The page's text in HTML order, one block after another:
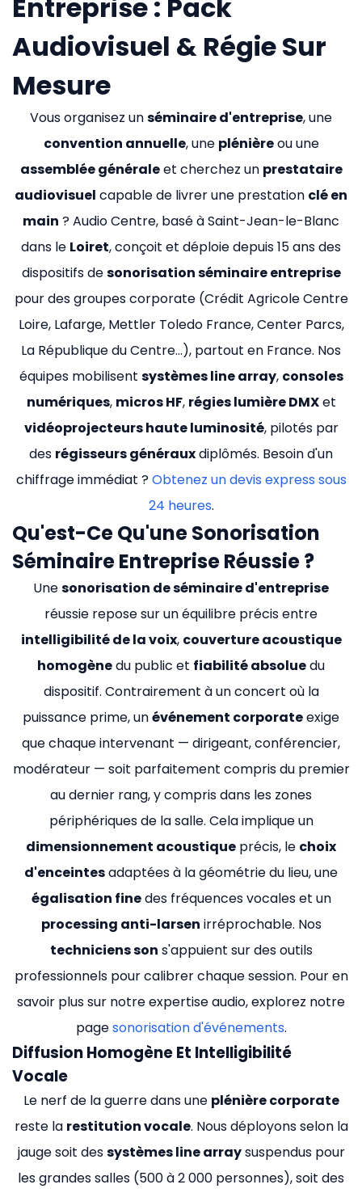
Entreprise : Pack
Audiovisuel & Régie Sur
Mesure
Vous organisez unséminaire d'entreprise, une
convention annuelle, une plénièreou une
assemblée généraleet cherchez un prestataire
audiovisuel capable de livrer une prestation clé en
main ? Audio Centre, basé à Saint-Jean-le-Blanc
dans le Loiret, conçoit et déploie depuis 15 ans des
dispositifs desonorisation séminaire entreprise
pour des groupes corporate (Crédit Agricole Centre
Loire, Lafarge, Mettler Toledo France, Center Parcs,
La République du Centre…), partout en France. Nos
équipes mobilisent systèmes line array, consoles
numériques, micros HF, régies lumière DMXet
vidéoprojecteurs haute luminosité, pilotés par
des régisseurs générauxdiplômés. Besoin d'un
chiffrage immédiat ?Obtenez un devis express sous
24 heures.
Qu'est-Ce Qu'une Sonorisation
Séminaire Entreprise Réussie ?
Unesonorisation de séminaire d'entreprise
réussie repose sur un équilibre précis entre
intelligibilité de la voix, couverture acoustique
homogènedu public et fiabilité absoluedu
dispositif. Contrairement à un concert où la
puissance prime, unévénement corporateexige
que chaque intervenant — dirigeant, conférencier,
modérateur — soit parfaitement compris du premier
au dernier rang, y compris dans les zones
périphériques de la salle. Cela implique un
dimensionnement acoustique précis, le choix
d'enceintesadaptées à la géométrie du lieu, une
égalisation finedes fréquences vocales et un
processing anti-larsen irréprochable. Nos
techniciens son s'appuient sur des outils
professionnels pour calibrer chaque session. Pour en
savoir plus sur notre expertise audio, explorez notre
pagesonorisation d'événements.
Diffusion Homogène Et Intelligibilité
Vocale
Le nerf de la guerre dans une plénière corporate
reste la restitution vocale. Nous déployons selon la
jauge soit dessystèmes line arraysuspendus pour
les grandes salles (500 à 2 000 personnes), soit des